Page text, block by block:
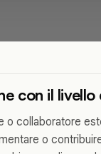
con il
collaboratore
o